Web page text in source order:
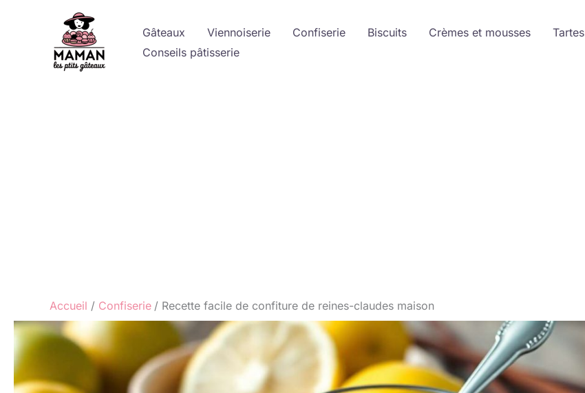
Gâteaux Viennoiserie Confiserie Biscuits Crèmes et mousses Tartes
Conseils pâtisserie
Accueil Confiserie Recette facile de confiture de reines-claudes maison